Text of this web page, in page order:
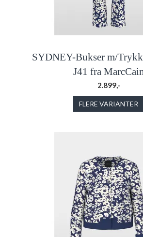
SYDNEY-Bukser m/
J41 fra
2.899,-
FLERE VARIANTER